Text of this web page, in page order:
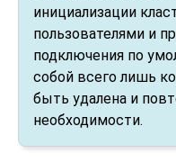
инициализации
пользователями и
подключения по
собой всего лишь
быть удалена и
необходимости.